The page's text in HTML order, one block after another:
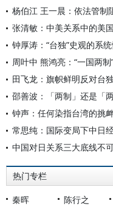
杨伯江 王一晨：依法管制
张清敏：中美关系中的美
钟厚涛：“台独”史观的系
周叶中 熊鸿亮：“一国两
田飞龙：旗帜鲜明反对台
邵善波：「两制」还是「
钟声：任何染指台湾的挑
常思纯：国际变局下中日
中国对日关系三大底线不
热门专栏
秦晖 陈行之